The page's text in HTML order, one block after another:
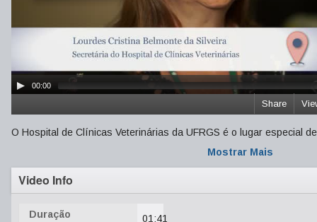
00:00
Share
O Hospital de Clínicas Veterinárias da UFRGS é o lugar especial
Mostrar Mais
Video Info
Duração 01:41